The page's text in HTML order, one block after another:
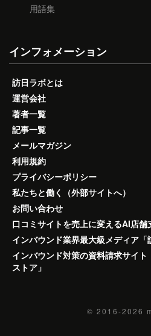
用語集
インフォメーション
訪日ラボとは
運営会社
著者一覧
記事一覧
メールマガジン
利用規約
プライバシーポリシー
私たちと働く（外部サイトへ）
お問い合わせ
口コミサイトを売上に変えるAI店舗
インバウンド業界最大級メディア「
インバウンド対策の資料請求サイ
ストア」
© 2016-2026